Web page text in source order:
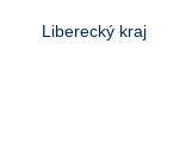
Liberecký kraj